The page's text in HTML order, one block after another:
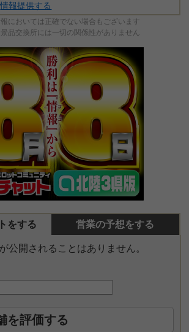
情報提供する
においては正確でない場合もございます
品交換所には一切の関係性がありません
をする 営業の予想をする
公開されることはありません。
を評価する